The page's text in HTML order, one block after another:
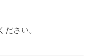
ださい。